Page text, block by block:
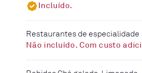
Incluído.
Restaurantes de especialidade
Não incluído. Com custo